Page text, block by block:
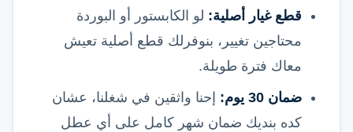
قطع غيار أصلية: لو الكابستور أو البوردة
محتاجين تغيير، بنوفرلك قطع أصلية تعيش
معاك فترة طويلة.
ضمان 30 يوم:
إحنا واثقين في شغلنا، عشان
كده بنديك ضمان شهر كامل على أي عطل